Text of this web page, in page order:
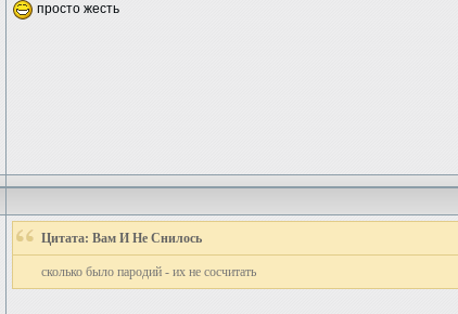
просто жесть
Цитата: Вам И Не Снилось
сколько было пародий - их не сосчитать